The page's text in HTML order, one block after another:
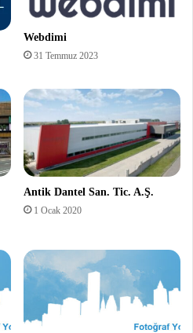
Webdimi
31 Temmuz 2023
Antik Dantel San. Tic. A.Ş.
1 Ocak 2020